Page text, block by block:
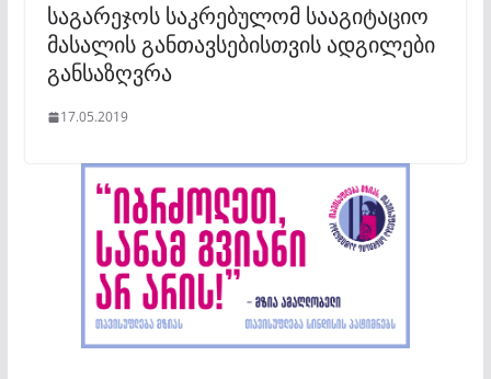
საგარეჯოს საკრებულომ სააგიტაციო
მასალის განთავსებისთვის ადგილები
განსაზღვრა
17.05.2019